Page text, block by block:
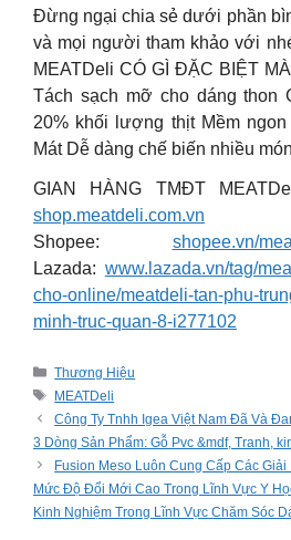
Đừng ngại chia sẻ dưới phần
và mọi người tham khảo với
MEATDeli CÓ GÌ ĐẶC BIỆT
Tách sạch mỡ cho dáng thon
20% khối lượng thịt Mềm
Mát Dễ dàng chế biến nhiều
GIAN HÀNG TMĐT
shop.meatdeli.com.vn
Shopee: shopee.vn/
Lazada: www.lazada.vn/tag/
cho-online/meatdeli-tan-phu-
minh-truc-quan-8-i277102
Categories
Thương Hiệu
Tags
MEATDeli
Công Ty Tnhh Igea Việt Nam Đã Và
3 Dòng Sản Phẩm: Gỗ Pvc &mdf, Tranh,
Fusion Meso Luôn Cung Cấp Các
Mức Độ Đổi Mới Cao Trong Lĩnh Vực Y
Kinh Nghiệm Trong Lĩnh Vực Chăm Sóc